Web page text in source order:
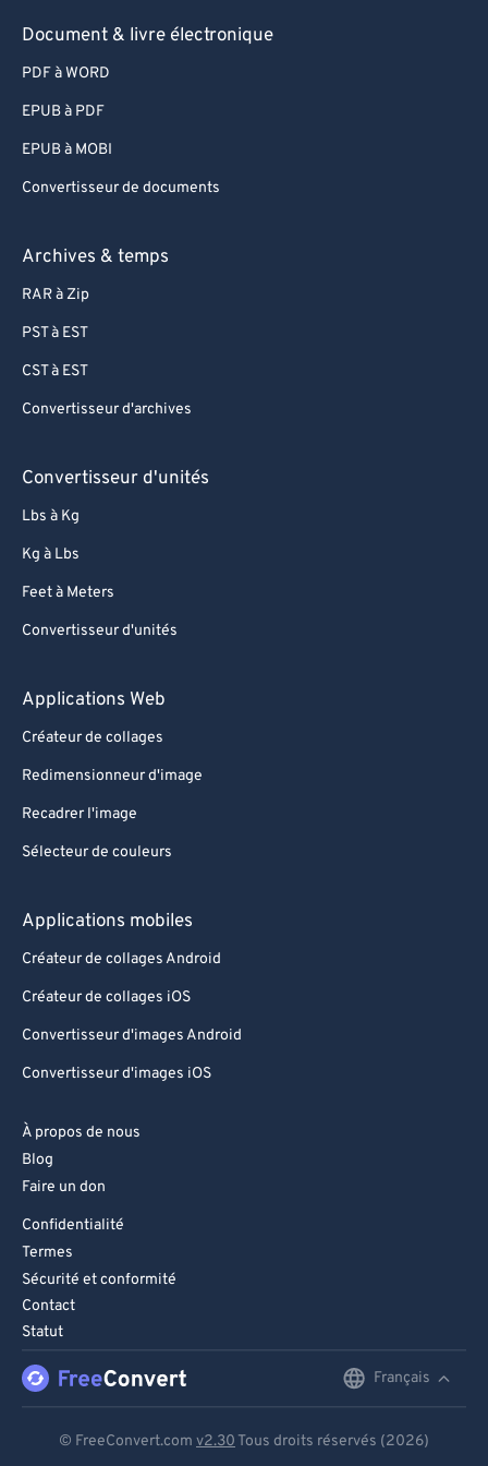
Document & livre électronique
PDF à WORD
EPUB à PDF
EPUB à MOBI
Convertisseur de documents
Archives & temps
RAR à Zip
PST à EST
CST à EST
Convertisseur d'archives
Convertisseur d'unités
Lbs à Kg
Kg à Lbs
Feet à Meters
Convertisseur d'unités
Applications Web
Créateur de collages
Redimensionneur d'image
Recadrer l'image
Sélecteur de couleurs
Applications mobiles
Créateur de collages Android
Créateur de collages iOS
Convertisseur d'images Android
Convertisseur d'images iOS
À propos de nous
Blog
Faire un don
Confidentialité
Termes
Sécurité et conformité
Contact
Statut
Français
© FreeConvert.com v2.30 Tous droits réservés (2026)